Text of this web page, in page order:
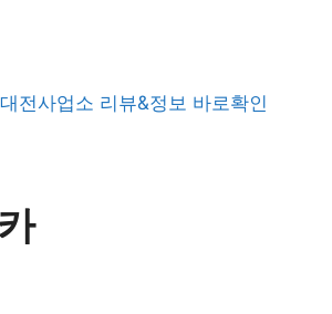
전사업소 리뷰&정보 바로확인